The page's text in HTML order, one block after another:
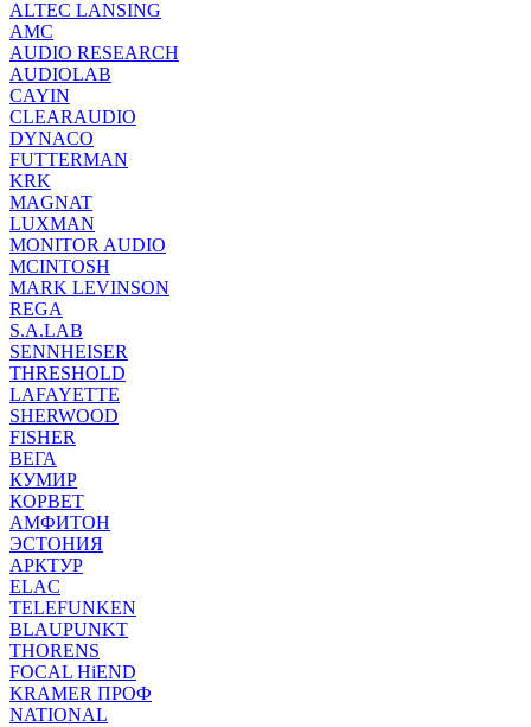
ALTEC LANSING
AMC
AUDIO RESEARCH
AUDIOLAB
CAYIN
CLEARAUDIO
DYNACO
FUTTERMAN
KRK
MAGNAT
LUXMAN
MONITOR AUDIO
MCINTOSH
MARK LEVINSON
REGA
S.A.LAB
SENNHEISER
THRESHOLD
LAFAYETTE
SHERWOOD
FISHER
ВЕГА
КУМИР
КОРВЕТ
АМФИТОН
ЭСТОНИЯ
АРКТУР
ELAC
TELEFUNKEN
BLAUPUNKT
THORENS
FOCAL HiEND
KRAMER ПРОФ
NATIONAL